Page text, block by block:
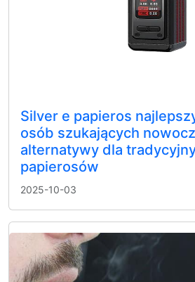
Silver e papieros
osób szukających
alternatywy dla
papierosów
2025-10-03